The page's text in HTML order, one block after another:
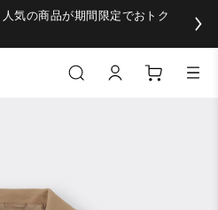
気の商品が期間限定でおトク